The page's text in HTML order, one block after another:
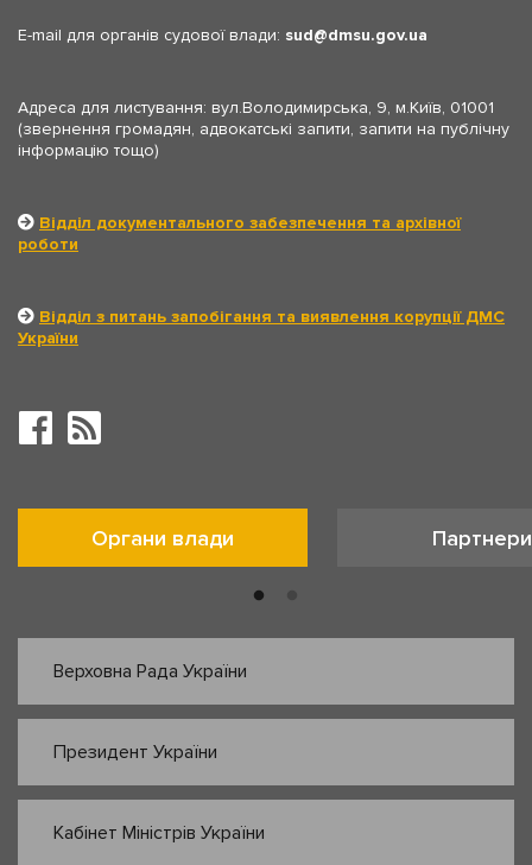
E-mail для органів судової влади: sud dmsu.gov.ua
Адреса для листування: вул.Володимирська, 9, м.Київ, 01001
(звернення громадян, адвокатські запити, запити на публічну
інформацію тощо)
Відділ документального забезпечення та архівної
роботи
Відділ з питань запобігання та виявлення корупції ДМС
України
Органи влади Партнери
Верховна Рада України
Президент України
Кабінет Міністрів України